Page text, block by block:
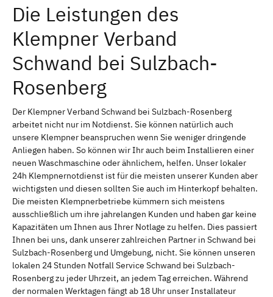
Die Leistungen des
Klempner Verband
Schwand bei Sulzbach-
Rosenberg
Der Klempner Verband Schwand bei Sulzbach-Rosenberg
arbeitet nicht nur im Notdienst. Sie können natürlich auch
unsere Klempner beanspruchen wenn Sie weniger dringende
Anliegen haben. So können wir Ihr auch beim Installieren einer
neuen Waschmaschine oder ähnlichem, helfen. Unser lokaler
24h Klempnernotdienst ist für die meisten unserer Kunden aber
wichtigsten und diesen sollten Sie auch im Hinterkopf behalten.
Die meisten Klempnerbetriebe kümmern sich meistens
ausschließlich um ihre jahrelangen Kunden und haben gar keine
Kapazitäten um Ihnen aus Ihrer Notlage zu helfen. Dies passiert
Ihnen bei uns, dank unserer zahlreichen Partner in Schwand bei
Sulzbach-Rosenberg und Umgebung, nicht. Sie können unseren
lokalen 24 Stunden Notfall Service Schwand bei Sulzbach-
Rosenberg zu jeder Uhrzeit, an jedem Tag erreichen. Während
der normalen Werktagen fängt ab 18 Uhr unser Installateur